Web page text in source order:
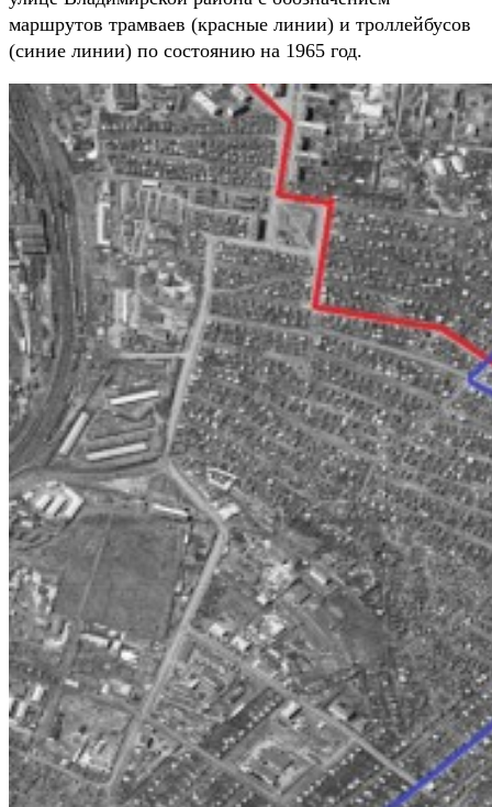
маршрутов трамваев (красные линии) и троллейбусов
(синие линии) по состоянию на 1965 год.